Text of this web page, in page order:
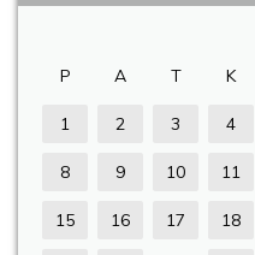
P A T K
1 2 3 4
8 9 10 11
15 16 17 18